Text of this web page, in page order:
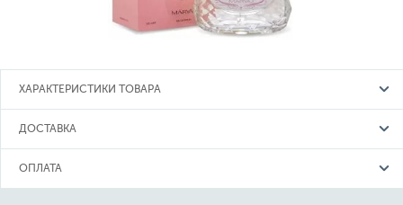
ХАРАКТЕРИСТИКИ ТОВАРА
ДОСТАВКА
ОПЛАТА